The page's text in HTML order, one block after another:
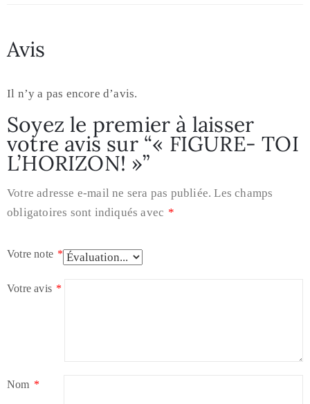
Avis
Il n’y a pas encore d’avis.
Soyez le premier à laisser
votre avis sur “« FIGURE- TOI
L’HORIZON! »”
Votre adresse e-mail ne sera pas publiée. Les champs
obligatoires sont indiqués avec *
Votre note *
Votre avis *
Nom *